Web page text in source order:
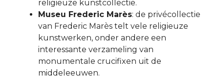
religieuze kunstcollectie.
Museu Frederic Marès: de privécollectie
van Frederic Marès telt vele religieuze
kunstwerken, onder andere een
interessante verzameling van
monumentale crucifixen uit de
middeleeuwen.